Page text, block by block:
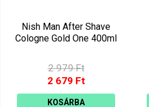
Nish Man After Shave
Cologne Gold One 400ml
2 979 Ft
2 679 Ft
KOSÁRBA